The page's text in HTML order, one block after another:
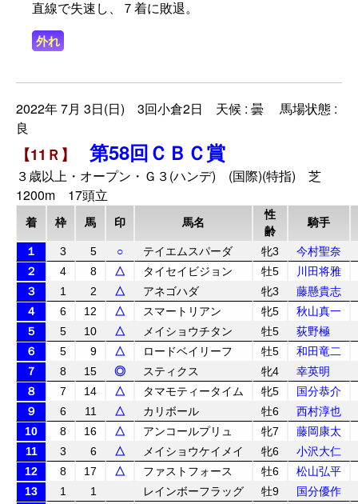
直線で失速し、７着に敗退。
外れ
2022年 7月 3日(日) 3回小倉2日 天候 : 曇 馬場状態 :
良
【11Ｒ】 第58回ＣＢＣ賞
３歳以上・オープン・Ｇ３(ハンデ) (国際)(特指) 芝
1200m 17頭立
着 枠 馬 印 馬名
性
齢
騎手
１ 3 5 ○ テイエムスパーダ 牝3
今村聖奈
２
4 8 △ タイセイビジョン 牡5
川田将雅
３
1 2 △ アネゴハダ 牝3
藤懸貴志
４
6 12 △ スマートリアン 牝5
秋山真一
５
5 10 △ メイショウチタン 牡5
荻野極
６
5 9 △ ロードベイリーフ 牡5
和田竜二
７
8 15 ◎ スティクス 牝4
幸英明
８
7 14 △ タマモティータイム 牝5
国分恭介
９
6 11 △ カリボール 牡6
西村淳也
10
8 16 △ アンコールプリュ 牝7
藤岡康太
11
3 6 △ メイショウケイメイ 牝6
小沢大仁
12
8 17 △ ファストフォース 牡6
松山弘平
13
1 1 レインボーフラッグ 牡9
国分優作